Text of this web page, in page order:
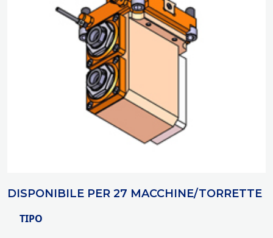
DISPONIBILE PER 27 MACCHINE/TORRETTE
TIPO